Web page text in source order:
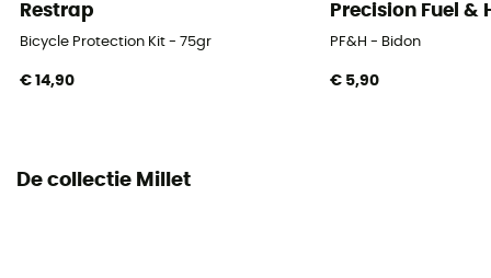
Restrap
Bicycle Protection Kit - 75gr
€ 14,90
Precision Fuel &
PF&H - Bidon
€ 5,90
De collectie Millet